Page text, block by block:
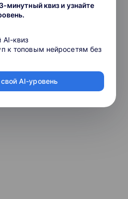
минутный квиз и узнайте
AI-квиз
к топовым нейросетям без
AI-уровень